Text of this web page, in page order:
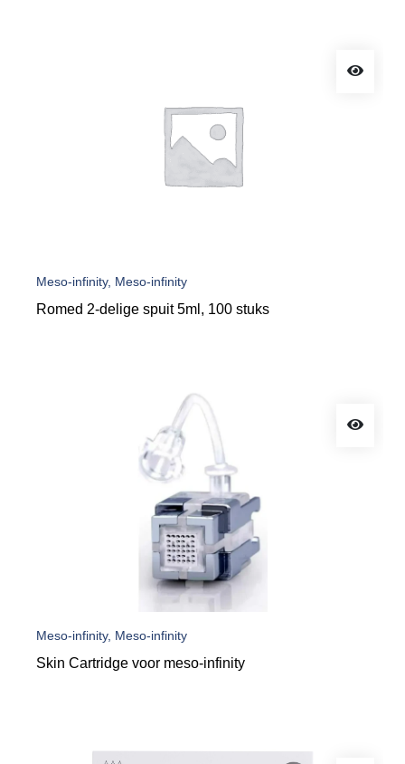
Meso-infinity, Meso-infinity
Romed 2-delige spuit 5ml, 100 stuks
Meso-infinity, Meso-infinity
Skin Cartridge voor meso-infinity